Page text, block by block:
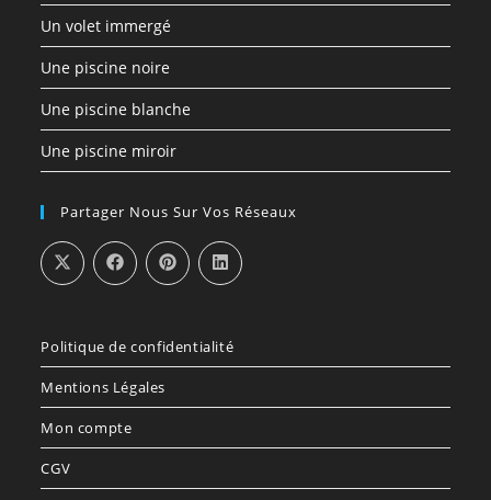
Un volet immergé
Une piscine noire
Une piscine blanche
Une piscine miroir
Partager Nous Sur Vos Réseaux
Politique de confidentialité
Mentions Légales
Mon compte
CGV